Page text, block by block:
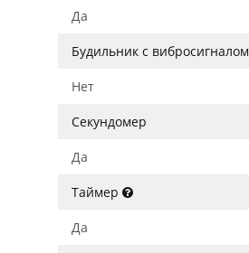
Да
Будильник с вибросигналом
Нет
Секундомер
Да
Таймер
Да